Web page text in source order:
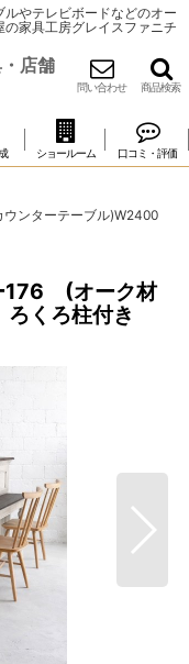
やテレビボードなどのオー
家具工房グレイスファニチ
店舗
問い合わせ 商品検索
ショールーム 口コミ・評価
ンターテーブル)W2400
176 (オーク材
くろ柱付き